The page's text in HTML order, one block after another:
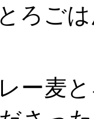
ろご
ー麦